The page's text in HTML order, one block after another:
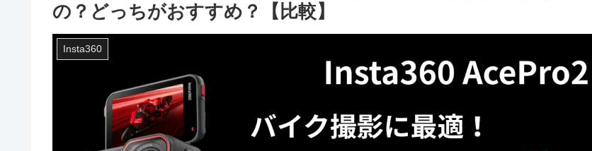
の？どっちがおすすめ？【比較】
Insta360